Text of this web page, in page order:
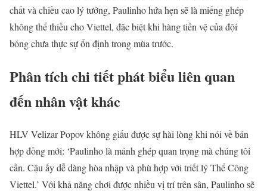
chất và chiều cao lý tưởng, Paulinho hứa hẹn sẽ là miếng ghép
không thể thiếu cho Viettel, đặc biệt khi hàng tiền vệ của đội
bóng chưa thực sự ổn định trong mùa trước.
Phân tích chi tiết phát biểu liên quan
đến nhân vật khác
HLV Velizar Popov không giấu được sự hài lòng khi nói về bản
hợp đồng mới: ‘Paulinho là mảnh ghép quan trọng mà chúng tôi
cần. Cậu ấy dễ dàng hòa nhập và phù hợp với triết lý Thể Công
Viettel.’ Với khả năng chơi được nhiều vị trí trên sân, Paulinho sẽ